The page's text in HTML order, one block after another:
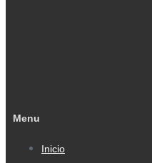
Menu
Inicio